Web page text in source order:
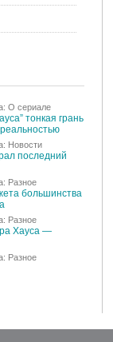
О сериале
тонкая грань
Новости
последний
Разное
большинства
Разное
Хауса —
Разное